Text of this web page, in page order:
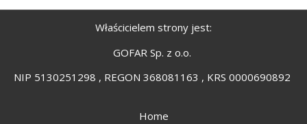
Właścicielem strony jest:
GOFAR Sp. z o.o.
NIP 5130251298 , REGON 368081163 , KRS 0000690892
Home